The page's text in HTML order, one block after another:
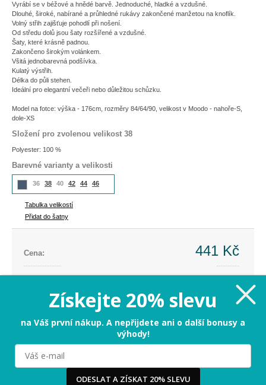
Vyrábí se v béžové a hnědé barvě. Jednoduché, hladké a vzdušné.
Dlouhé, široké, nabírané a průhledné rukávy zakončené manžetou na knoflík.
Volný střih zajišťuje pohodlí při nošení.
Od středu dolů jsou šaty rozšířené a vzdušné.
Šaty, které krásně padnou.
Zakončeno širokým volánkem.
Všitá jednobarevná podšívka.
Kulatý výstřih.
Délka do půli stehen.
Ideální pro elegantní večeři nebo důležitou schůzku.
Model na fotce: výška - 176cm, rozměry 84/64/90, velikost v Moodo - nahoře-S,
dole-XS
Složení pro zvolenou velikost 38
Polyester: 100 %
Barevné varianty a velikosti
36 38 40 42 44 46
Tabulka velikostí
Přidat do šatny
Cena: 441 Kč
-558 Kč (-56%)
PŘIDAT DO KOŠÍKU
Tabulka velikostí
Milujeme cookies!
Používáme cookies, abychom vám nabídli ten nejlepší
Získejte 20% slevu
na Váš první nákup. A nepřijdete ani o další bonusy a
výhody!
ODESLAT A ZÍSKAT 20% SLEVU